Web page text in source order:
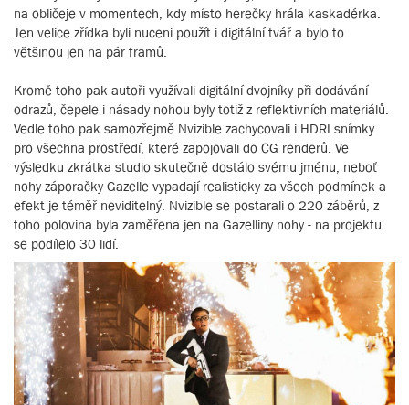
na obličeje v momentech, kdy místo herečky hrála kaskadérka.
Jen velice zřídka byli nuceni použít i digitální tvář a bylo to
většinou jen na pár framů.
Kromě toho pak autoři využívali digitální dvojníky při dodávání
odrazů, čepele i násady nohou byly totiž z reflektivních materiálů.
Vedle toho pak samozřejmě Nvizible zachycovali i HDRI snímky
pro všechna prostředí, které zapojovali do CG renderů. Ve
výsledku zkrátka studio skutečně dostálo svému jménu, neboť
nohy záporačky Gazelle vypadají realisticky za všech podmínek a
efekt je téměř neviditelný. Nvizible se postarali o 220 záběrů, z
toho polovina byla zaměřena jen na Gazelliny nohy - na projektu
se podílelo 30 lidí.